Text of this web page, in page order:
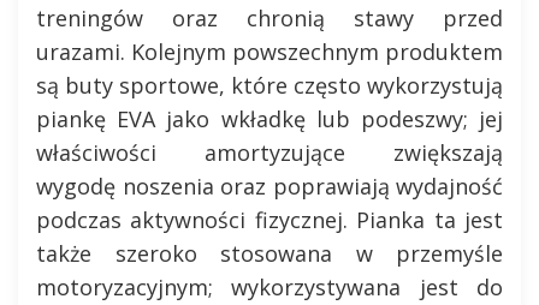
treningów oraz chronią stawy przed
urazami. Kolejnym powszechnym produktem
są buty sportowe, które często wykorzystują
piankę EVA jako wkładkę lub podeszwy; jej
właściwości amortyzujące zwiększają
wygodę noszenia oraz poprawiają wydajność
podczas aktywności fizycznej. Pianka ta jest
także szeroko stosowana w przemyśle
motoryzacyjnym; wykorzystywana jest do